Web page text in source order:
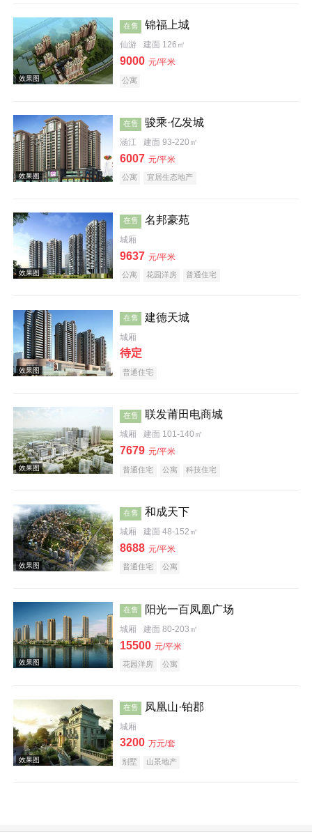
效果图
效果图
在售 锦福上城
仙游 建面 126㎡
9000 元/平米
公寓
在售 骏乘·亿发城
涵江 建面 93-220㎡
6007 元/平米
公寓 宜居生态地产
效果图
在售 名邦豪苑
城厢
9637 元/平米
公寓 花园洋房 普通住宅
在售 建德天城
城厢
待定
普通住宅
在售 联发莆田电商城
城厢 建面 101-140㎡
7679 元/平米
普通住宅 公寓 科技住宅
在售 和成天下
城厢 建面 48-152㎡
8688 元/平米
普通住宅 公寓
在售 阳光一百凤凰广场
城厢 建面 80-203㎡
15500 元/平米
花园洋房 公寓
在售 凤凰山·铂郡
城厢
3200 万元/套
别墅 山景地产